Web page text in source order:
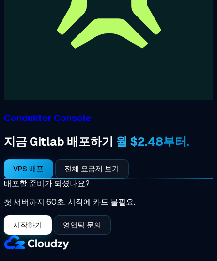
Conduktor Console
지금 Gitlab 배포하기 월 $2.48부터.
VPS 배포 전체 요금제 보기
배포할 준비가 되셨나요?
첫 서버까지 60초. 시작에 카드 불필요.
시작하기 영업팀 문의